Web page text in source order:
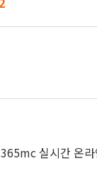
365mc 실시간 온